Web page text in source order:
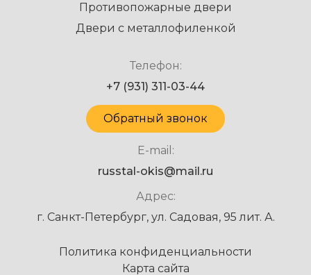
Противопожарные двери
Двери с металлофиленкой
Телефон:
+7 (931) 311-03-44
Обратный звонок
E-mail:
russtal-okis@mail.ru
Адрес:
г. Санкт-Петербург, ул. Садовая, 95 лит. А.
Политика конфиденциальности
Карта сайта